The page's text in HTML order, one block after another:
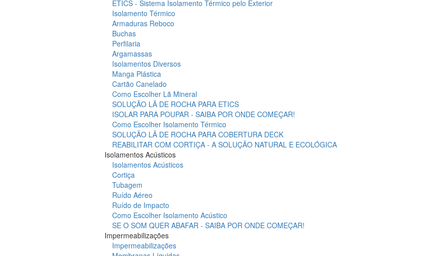
ETICS - Sistema Isolamento Térmico pelo Exterior
Isolamento Térmico
Armaduras Reboco
Buchas
Perfilaria
Argamassas
Isolamentos Diversos
Manga Plástica
Cartão Canelado
Como Escolher Lã Mineral
SOLUÇÃO LÃ DE ROCHA PARA ETICS
ISOLAR PARA POUPAR - SAIBA POR ONDE COMEÇAR!
Como Escolher Isolamento Térmico
SOLUÇÃO LÃ DE ROCHA PARA COBERTURA DECK
REABILITAR COM CORTIÇA - A SOLUÇÃO NATURAL E ECOLÓGICA
Isolamentos Acústicos
Isolamentos Acústicos
Cortiça
Tubagem
Ruído Aéreo
Ruído de Impacto
Como Escolher Isolamento Acústico
SE O SOM QUER ABAFAR - SAIBA POR ONDE COMEÇAR!
Impermeabilizações
Impermeabilizações